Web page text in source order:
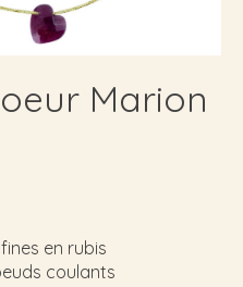
Marion
en rubis
coulants